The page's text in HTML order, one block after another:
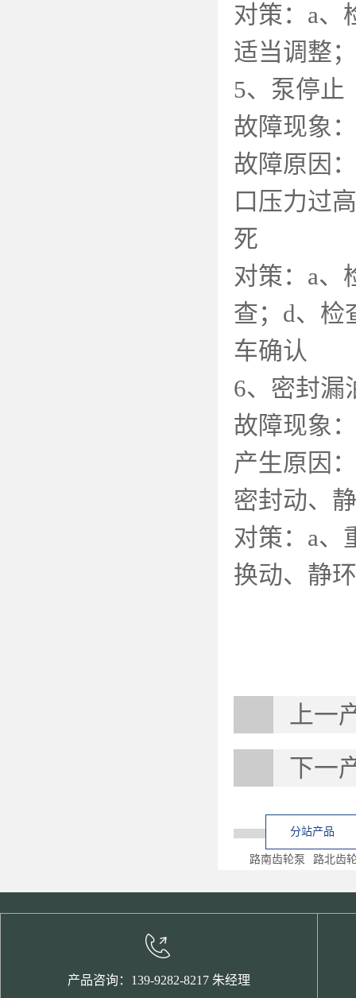
对策： a、
适当调整；
5、泵停止
故障现象
故障原因：
口压力过
死
对策： a、
查； d、检
车确认
6、密封漏
故障现象
产生原因：
密封动、
对策： a、
换动、静
上一
下一
分站产品
路南齿轮泵 路北齿
产品咨询：139-9282-8217 朱经理